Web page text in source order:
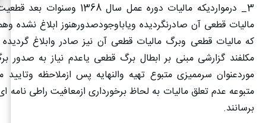
3
_ درمواردیکه مالیات دوره عمل سال
مالیات قطعی آن صادرنگردیده ویاباوجودصدورهنوز ابلاغ نشده
که مالیات قطعی وبرگ مالیات قطعی آن نیز صادر وابلاغ گردیده
مکلفند گزارشی مبنی بر ابطال برگ قطعی یاعدم نیاز به
موردعنوان سرممیزی متبوع تهیه والنهایه پس ازملاحظه وتایید
متبوعه عدم تعلق مالیات به لحاظ برخورداری ازمعافیت راطی نامه
برسانند.